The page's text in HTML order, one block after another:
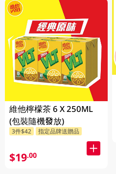
維他檸檬茶 6 X 250ML
(包裝隨機發放)
3件$42 指定品牌送贈品
$19.00